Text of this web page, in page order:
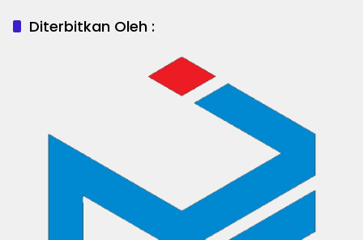
Diterbitkan Oleh :